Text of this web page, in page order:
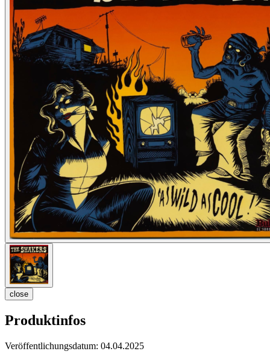
close
Produktinfos
Veröffentlichungsdatum: 04.04.2025